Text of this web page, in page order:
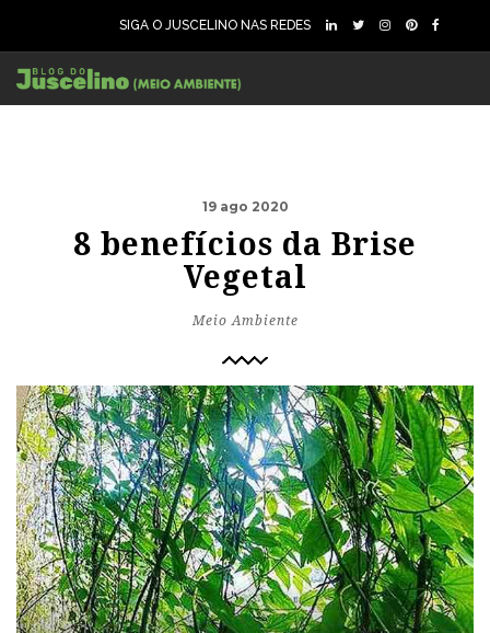
SIGA O JUSCELINO NAS REDES
19 ago 2020
8 benefícios da Brise
Vegetal
Meio Ambiente